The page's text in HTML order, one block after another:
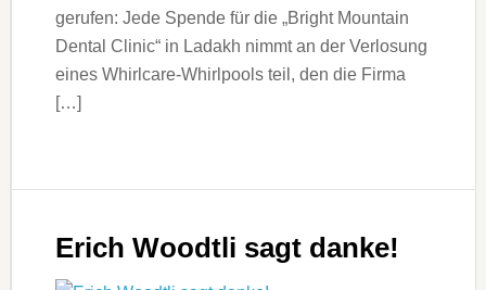
gerufen: Jede Spende für die „Bright Mountain
Dental Clinic“ in Ladakh nimmt an der Verlosung
eines Whirlcare-Whirlpools teil, den die Firma
[…]
Erich Woodtli sagt danke!